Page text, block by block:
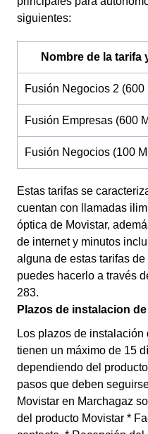
siguientes:
Nombre de la tarifa
Fusión Negocios 2 (600
Fusión Empresas (600
Fusión Negocios (100
Estas tarifas se
cuentan con llamadas
óptica de Movistar,
de internet y minutos
alguna de estas tarifas
puedes hacerlo a través
283.
Plazos de instalacion
Los plazos de
tienen un máximo de 15
dependiendo del
pasos que deben
Movistar en Marchagaz
del producto Movistar *